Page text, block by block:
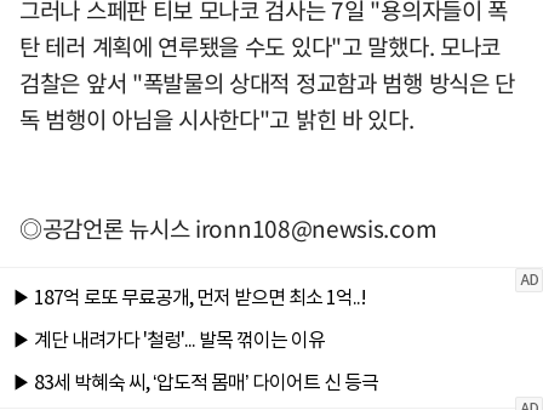
그러나 스페판 티보 모나코 검사는 7일 "용의자들이 폭
탄 테러 계획에 연루됐을 수도 있다"고 말했다. 모나코
검찰은 앞서 "폭발물의 상대적 정교함과 범행 방식은 단
독 범행이 아님을 시사한다"고 밝힌 바 있다.
◎공감언론 뉴시스ironn108@newsis.com